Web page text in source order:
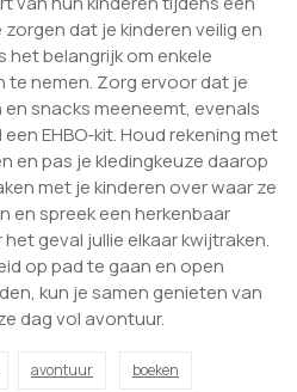
dat je kinderen veilig en
het belangrijk om enkele
nemen. Zorg ervoor dat je
snacks meeneemt, evenals
EHBO-kit. Houd rekening met
en pas je kledingkeuze daarop
met je kinderen over waar ze
en spreek een herkenbaar
geval jullie elkaar kwijtraken.
op pad te gaan en open
kun je samen genieten van
dag vol avontuur.
avontuur boeken